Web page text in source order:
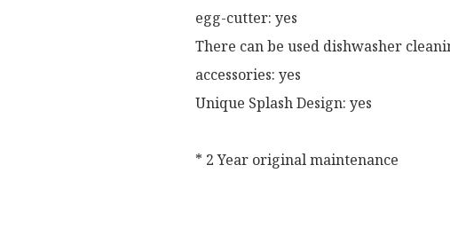
egg-cutter: yes
There can be used dishwasher
accessories: yes
Unique Splash Design: yes
* 2 Year original maintenance